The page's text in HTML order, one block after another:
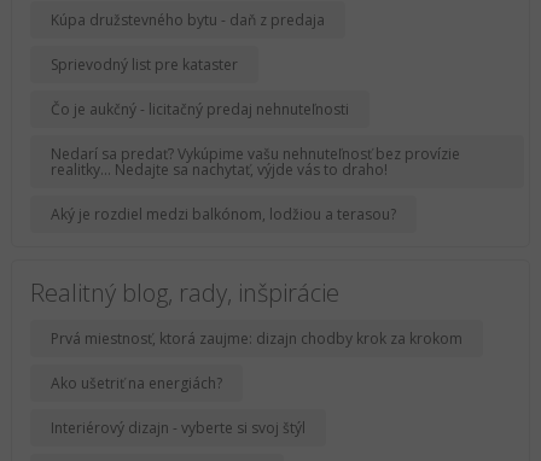
Kúpa družstevného bytu - daň z predaja
Sprievodný list pre kataster
Čo je aukčný - licitačný predaj nehnuteľnosti
Nedarí sa predať? Vykúpime vašu nehnuteľnosť bez provízie
realitky... Nedajte sa nachytať, výjde vás to draho!
Aký je rozdiel medzi balkónom, lodžiou a terasou?
Realitný blog, rady, inšpirácie
Prvá miestnosť, ktorá zaujme: dizajn chodby krok za krokom
Ako ušetriť na energiách?
Interiérový dizajn - vyberte si svoj štýl